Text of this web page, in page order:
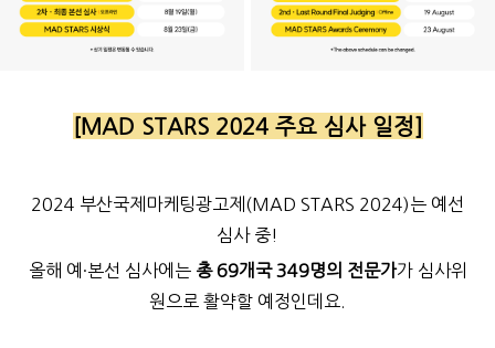
[MAD STARS 2024 주요 심사 일정]
2024 부산국제마케팅광고제(MAD STARS 2024)는 예선
심사 중!
올해 예·본선 심사에는 총 69개국 349명의 전문가가 심사위
원으로 활약할 예정인데요.